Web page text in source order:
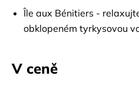
Île aux Bénitiers -
obklopeném tyrkysovou
V ceně